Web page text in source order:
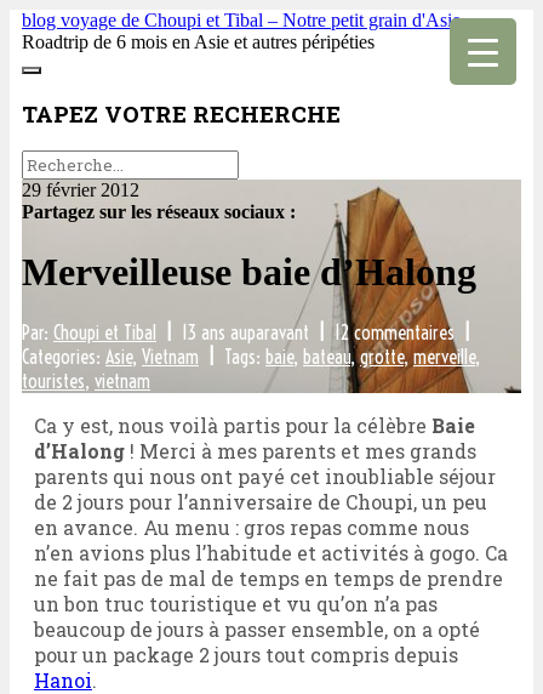
blog voyage de Choupi et Tibal – Notre petit grain d'Asie
Roadtrip de 6 mois en Asie et autres péripéties
TAPEZ VOTRE RECHERCHE
29 février 2012
Partagez sur les réseaux sociaux :
Merveilleuse baie d’Halong
Par: Choupi et Tibal 13 ans auparavant 12 commentaires
Categories: Asie, Vietnam Tags: baie, bateau,grotte,merveille,
touristes, vietnam
Ca y est, nous voilà partis pour la célèbre Baie
d’Halong ! Merci à mes parents et mes grands
parents qui nous ont payé cet inoubliable séjour
de 2 jours pour l’anniversaire de Choupi, un peu
en avance. Au menu : gros repas comme nous
n’en avions plus l’habitude et activités à gogo. Ca
ne fait pas de mal de temps en temps de prendre
un bon truc touristique et vu qu’on n’a pas
beaucoup de jours à passer ensemble, on a opté
pour un package 2 jours tout compris depuis
Hanoi.